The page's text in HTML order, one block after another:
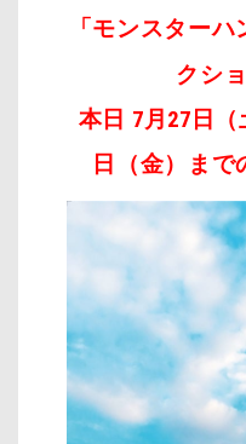
「モンスター
クシ
本日 7月27日（
日（金）まで